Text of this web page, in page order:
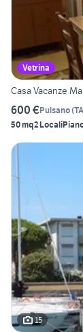
Vetrina
Casa Vacanze
600 €Pulsano(TA
50 mq2 Locali
15